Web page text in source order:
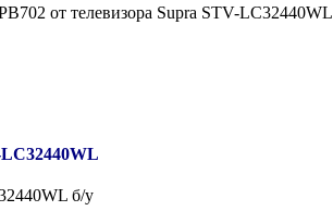
от телевизора Supra STV-LC32440WL
б/у